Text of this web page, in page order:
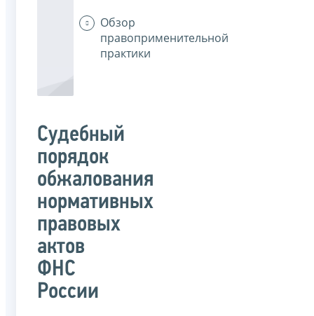
Обзор
правоприменительной
практики
Судебный
порядок
обжалования
нормативных
правовых
актов
ФНС
России